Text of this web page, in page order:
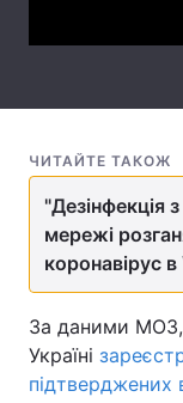
Тема
ЧИТАЙТЕ ТАКОЖ
"Дезінфекція
мережі
коронавірус в
За даними МОЗ,
Україні
підтверджених